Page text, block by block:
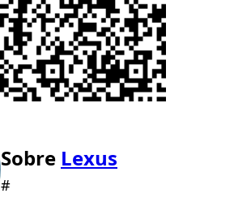
Sobre Lexus
#